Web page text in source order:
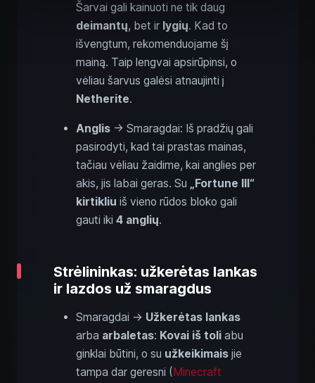
Šarvai gali kainuoti ne tik daug
deimantų, bet ir lygių. Kad to
išvengtum, rekomenduojame šį
mainą. Taip lengvai apsirūpinsi, o
vėliau šarvus galėsi atnaujinti į
Netherite.
Anglis → Smaragdai: Iš pradžių gali
pasirodyti, kad tai prastas mainas,
tačiau vėliau žaidime, kai anglies per
akis, jis labai geras. Su „Fortune III“
kirtikliu iš vieno rūdos bloko gali
gauti iki 4 anglių.
Strėlininkas: užkerėtas lankas
ir lazdos už smaragdus
Smaragdai → Užkerėtas lankas
arba arbaletas: Kovai iš toli abu
ginklai būtini, o su užkeikimais jie
tampa dar geresni (Minecraft